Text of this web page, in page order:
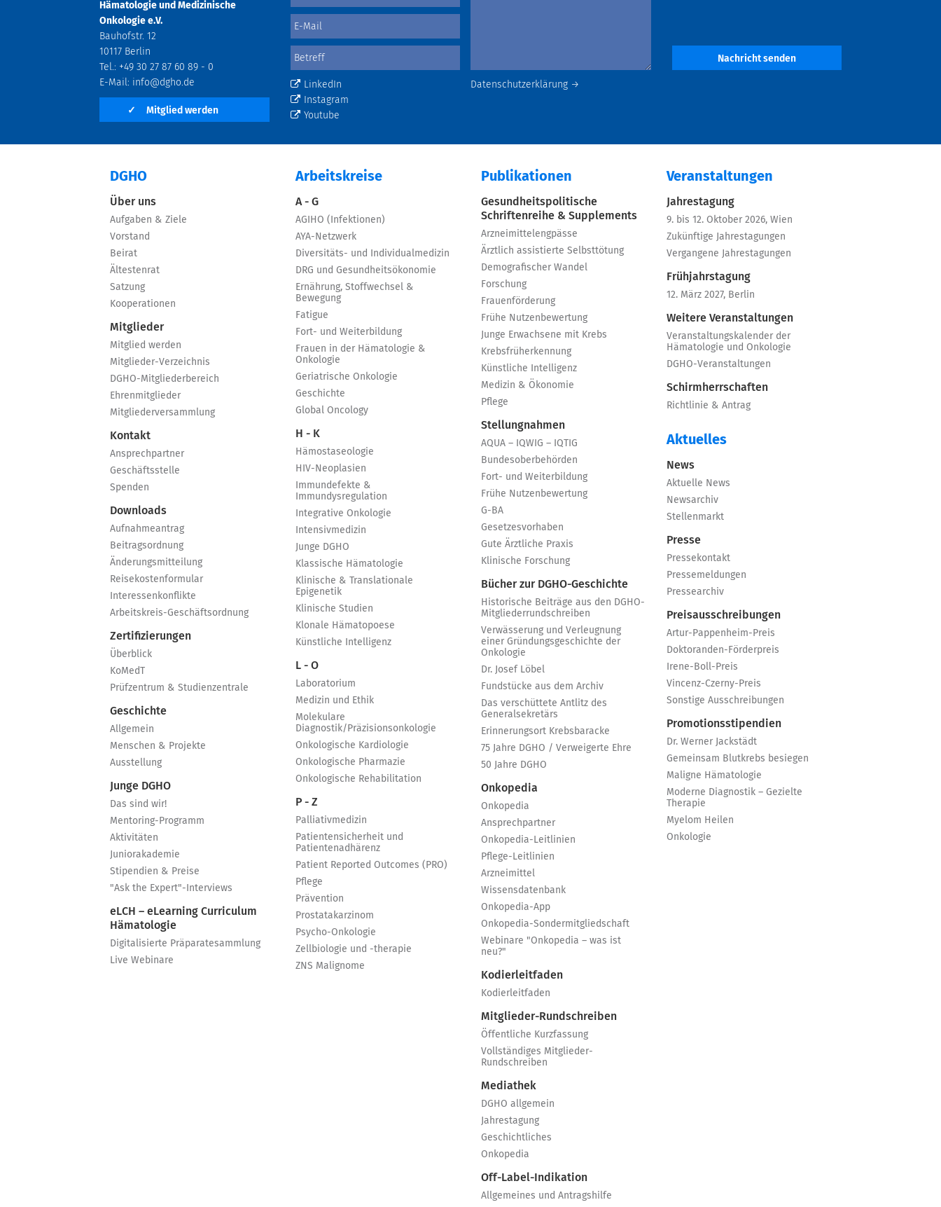
Hämatologie und Medizinische
Onkologie e.V.
Bauhofstr. 12
10117 Berlin
Tel.: +49 30 27 87 60 89 - 0
E-Mail: info@dgho.de
✓ Mitglied werden
Datenschutzerklärung →
LinkedIn
Instagram
Youtube
Nachricht senden
DGHO
Über uns
Aufgaben & Ziele
Vorstand
Beirat
Ältestenrat
Satzung
Kooperationen
Mitglieder
Mitglied werden
Mitglieder-Verzeichnis
DGHO-Mitgliederbereich
Ehrenmitglieder
Mitgliederversammlung
Kontakt
Ansprechpartner
Geschäftsstelle
Spenden
Downloads
Aufnahmeantrag
Beitragsordnung
Änderungsmitteilung
Reisekostenformular
Interessenkonflikte
Arbeitskreis-Geschäftsordnung
Zertifizierungen
Überblick
KoMedT
Prüfzentrum & Studienzentrale
Geschichte
Allgemein
Menschen & Projekte
Ausstellung
Junge DGHO
Das sind wir!
Mentoring-Programm
Aktivitäten
Juniorakademie
Stipendien & Preise
"Ask the Expert"-Interviews
eLCH – eLearning Curriculum
Hämatologie
Digitalisierte Präparatesammlung
Live Webinare
Arbeitskreise
A - G
AGIHO (Infektionen)
AYA-Netzwerk
Diversitäts- und Individualmedizin
DRG und Gesundheitsökonomie
Ernährung, Stoffwechsel &
Bewegung
Fatigue
Fort- und Weiterbildung
Frauen in der Hämatologie &
Onkologie
Geriatrische Onkologie
Geschichte
Global Oncology
H - K
Hämostaseologie
HIV-Neoplasien
Immundefekte &
Immundysregulation
Integrative Onkologie
Intensivmedizin
Junge DGHO
Klassische Hämatologie
Klinische & Translationale
Epigenetik
Klinische Studien
Klonale Hämatopoese
Künstliche Intelligenz
L - O
Laboratorium
Medizin und Ethik
Molekulare
Diagnostik/Präzisionsonkologie
Onkologische Kardiologie
Onkologische Pharmazie
Onkologische Rehabilitation
P - Z
Palliativmedizin
Patientensicherheit und
Patientenadhärenz
Patient Reported Outcomes (PRO)
Pflege
Prävention
Prostatakarzinom
Psycho-Onkologie
Zellbiologie und -therapie
ZNS Malignome
Publikationen
Gesundheitspolitische
Schriftenreihe & Supplements
Arzneimittelengpässe
Ärztlich assistierte Selbsttötung
Demografischer Wandel
Forschung
Frauenförderung
Frühe Nutzenbewertung
Junge Erwachsene mit Krebs
Krebsfrüherkennung
Künstliche Intelligenz
Medizin & Ökonomie
Pflege
Stellungnahmen
AQUA – IQWIG – IQTIG
Bundesoberbehörden
Fort- und Weiterbildung
Frühe Nutzenbewertung
G-BA
Gesetzesvorhaben
Gute Ärztliche Praxis
Klinische Forschung
Bücher zur DGHO-Geschichte
Historische Beiträge aus den DGHO-
Mitgliederrundschreiben
Verwässerung und Verleugnung
einer Gründungsgeschichte der
Onkologie
Dr. Josef Löbel
Fundstücke aus dem Archiv
Das verschüttete Antlitz des
Generalsekretärs
Erinnerungsort Krebsbaracke
75 Jahre DGHO / Verweigerte Ehre
50 Jahre DGHO
Onkopedia
Onkopedia
Ansprechpartner
Onkopedia-Leitlinien
Pflege-Leitlinien
Arzneimittel
Wissensdatenbank
Onkopedia-App
Onkopedia-Sondermitgliedschaft
Webinare "Onkopedia – was ist
neu?"
Kodierleitfaden
Kodierleitfaden
Mitglieder-Rundschreiben
Öffentliche Kurzfassung
Vollständiges Mitglieder-
Rundschreiben
Mediathek
DGHO allgemein
Jahrestagung
Geschichtliches
Onkopedia
Off-Label-Indikation
Allgemeines und Antragshilfe
Veranstaltungen
Jahrestagung
9. bis 12. Oktober 2026, Wien
Zukünftige Jahrestagungen
Vergangene Jahrestagungen
Frühjahrstagung
12. März 2027, Berlin
Weitere Veranstaltungen
Veranstaltungskalender der
Hämatologie und Onkologie
DGHO-Veranstaltungen
Schirmherrschaften
Richtlinie & Antrag
Aktuelles
News
Aktuelle News
Newsarchiv
Stellenmarkt
Presse
Pressekontakt
Pressemeldungen
Pressearchiv
Preisausschreibungen
Artur-Pappenheim-Preis
Doktoranden-Förderpreis
Irene-Boll-Preis
Vincenz-Czerny-Preis
Sonstige Ausschreibungen
Promotionsstipendien
Dr. Werner Jackstädt
Gemeinsam Blutkrebs besiegen
Maligne Hämatologie
Moderne Diagnostik – Gezielte
Therapie
Myelom Heilen
Onkologie